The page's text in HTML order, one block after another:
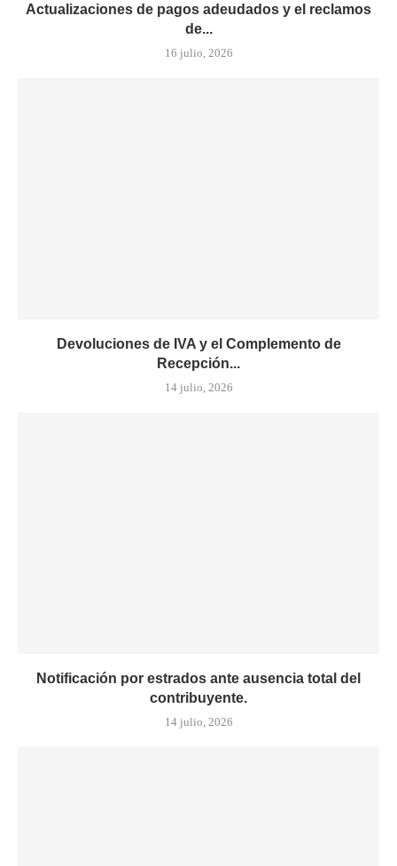
Actualizaciones de pagos adeudados y el reclamos
de...
16 julio, 2026
Devoluciones de IVA y el Complemento de
Recepción...
14 julio, 2026
Notificación por estrados ante ausencia total del
contribuyente.
14 julio, 2026